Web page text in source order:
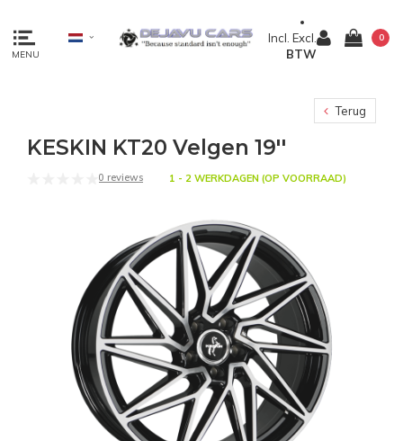
MENU
Incl. Excl.
BTW
0
Terug
KESKIN KT20 Velgen 19''
0 reviews 1 - 2 WERKDAGEN (OP VOORRAAD)